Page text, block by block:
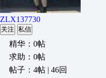
ZLX137730
关注 私信
精华：0帖
求助：0帖
帖子：4帖 | 46回